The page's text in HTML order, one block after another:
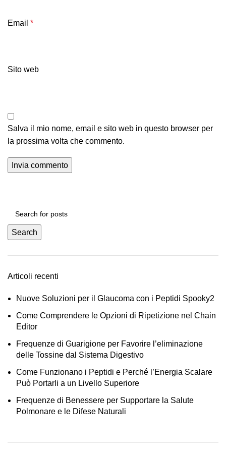
Email *
Sito web
Salva il mio nome, email e sito web in questo browser per
la prossima volta che commento.
Search
Articoli recenti
Nuove Soluzioni per il Glaucoma con i Peptidi Spooky2
Come Comprendere le Opzioni di Ripetizione nel Chain
Editor
Frequenze di Guarigione per Favorire l’eliminazione
delle Tossine dal Sistema Digestivo
Come Funzionano i Peptidi e Perché l’Energia Scalare
Può Portarli a un Livello Superiore
Frequenze di Benessere per Supportare la Salute
Polmonare e le Difese Naturali